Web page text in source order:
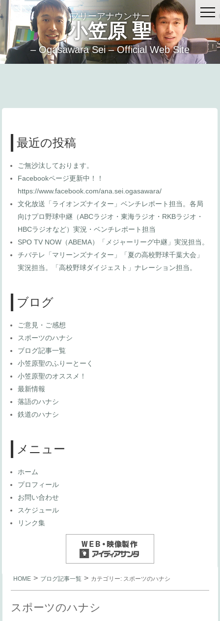
フリーアナウンサー
小笠原 聖
– Ogasawara Sei – Official Web Site
最近の投稿
ご無沙汰しております。
Facebookページ更新中！！
https://www.facebook.com/ana.sei.ogasawara/
文化放送「ライオンズナイター」ベンチレポート担当。各局
向けプロ野球中継（ABCラジオ・東海ラジオ・RKBラジオ・
HBCラジオなど）実況・ベンチレポート担当
SPO TV NOW（ABEMA）「メジャーリーグ中継」実況担当。
チバテレ「マリーンズナイター」「夏の高校野球千葉大会」
実況担当。「高校野球ダイジェスト」ナレーション担当。
ブログ
ご意見・ご感想
スポーツのハナシ
ブログ記事一覧
小笠原聖のふりーとーく
小笠原聖のオススメ！
最新情報
落語のハナシ
鉄道のハナシ
メニュー
ホーム
プロフィール
お問い合わせ
スケジュール
リンク集
HOME > ブログ記事一覧 > カテゴリー: スポーツのハナシ
スポーツのハナシ